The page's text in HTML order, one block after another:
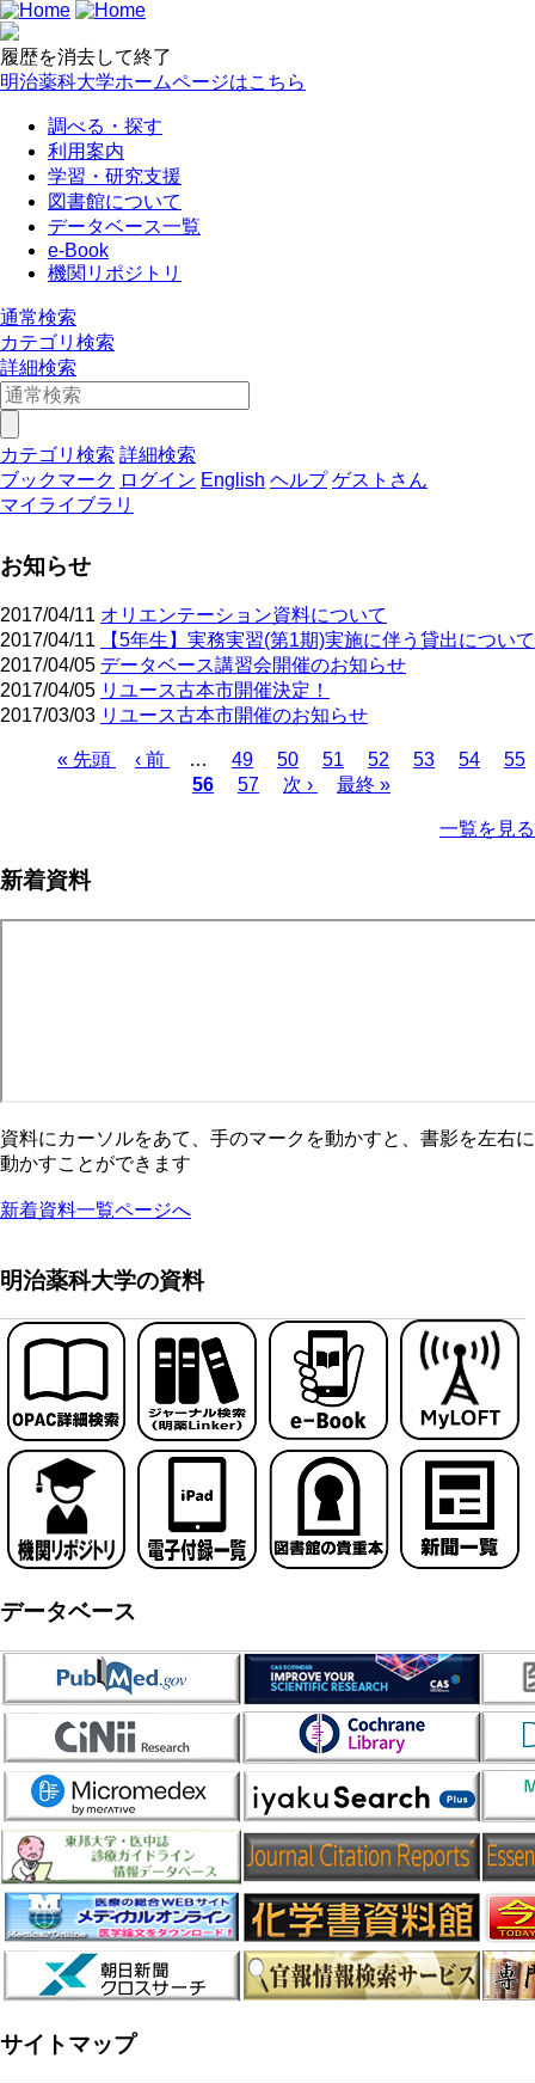
履歴を消去して終了
明治薬科大学ホームページはこちら
調べる・探す
利用案内
学習・研究支援
図書館について
データベース一覧
e-Book
機関リポジトリ
通常検索
カテゴリ検索
詳細検索
カテゴリ検索 詳細検索
ブックマーク ログイン English ヘルプ ゲストさん
マイライブラリ
お知らせ
2017/04/11 オリエンテーション資料について
2017/04/11
【5年生】実務実習(第1期)実施に伴う貸出について
2017/04/05 データベース講習会開催のお知らせ
2017/04/05 リユース古本市開催決定！
2017/03/03 リユース古本市開催のお知らせ
り
先
« 先頭
前
‹ 前 …
ペ
ー
49
ペ
ー
50
ペ
ー
51
ペ
ー
52
ペ
53
ペ
54
ペ
55
カ
56
ペ
57
次
次 ›
最
最終 »
一覧を見る
新着資料
資料にカーソルをあて、手のマークを動かすと、書影を左右に
動かすことができます
新着資料一覧ページへ
明治薬科大学の資料
データベース
サイトマップ